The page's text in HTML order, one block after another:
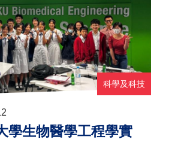
科學及科技
學生物醫學工程學實